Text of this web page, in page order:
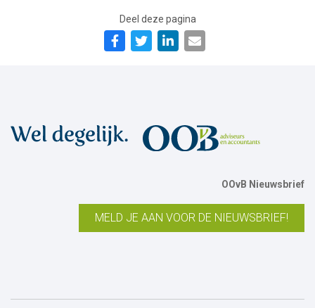
Deel deze pagina
OOvB Nieuwsbrief
MELD JE AAN VOOR DE NIEUWSBRIEF!